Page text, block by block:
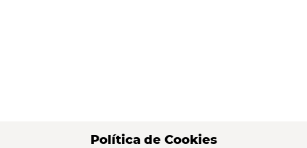
Política de Cookies